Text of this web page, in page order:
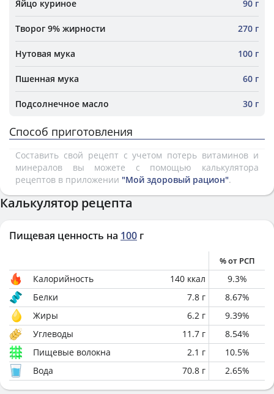
Яйцо куриное 90 г
Творог 9% жирности 270 г
Нутовая мука 100 г
Пшенная мука 60 г
Подсолнечное масло 30 г
Способ приготовления
Составить свой рецепт с учетом потерь витаминов и
минералов вы можете с помощью калькулятора
рецептов в приложении "Мой здоровый рацион".
Калькулятор рецепта
Пищевая ценность на 100 г
% от РСП
Калорийность 140 ккал 9.3%
Белки
7.8 г 8.67%
Жиры
6.2 г 9.39%
Углеводы
11.7 г 8.54%
Пищевые волокна
2.1 г 10.5%
Вода
70.8 г 2.65%